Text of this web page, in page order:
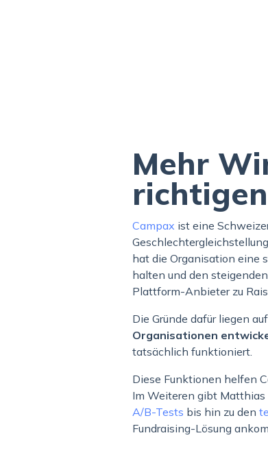
Mehr
Campax ist eine
hat die Organisation eine
halten und den
Plattform-Anbieter zu
Die Gründe dafür liegen
Organisationen
tatsächlich funktioniert.
Diese Funktionen helfen
Im Weiteren gibt
A/B-Tests bis hin zu den
Fundraising-Lösung